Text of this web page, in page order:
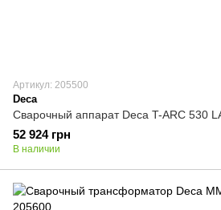
Артикул: 205500
Deca
Сварочный аппарат Deca T-ARC 530
52 924 грн
В наличии